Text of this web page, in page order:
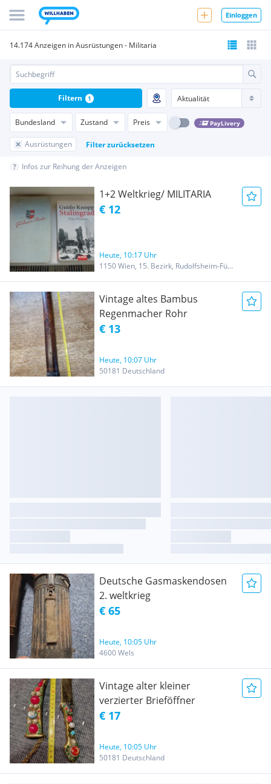
Einloggen
14.174 Anzeigen in Ausrüstungen - Militaria
Bundesland Zustand Preis PayLivery
Ausrüstungen Filter zurücksetzen
Filtern 1
Infos zur Reihung der Anzeigen
1+2 Weltkrieg/ MILITARIA
€ 12
Heute, 10:17 Uhr
1150 Wien, 15. Bezirk, Rudolfsheim-Fünfhaus
Vintage altes Bambus
Regenmacher Rohr
€ 13
Heute, 10:07 Uhr
50181 Deutschland
Deutsche Gasmaskendosen
2. weltkrieg
€ 65
Heute, 10:05 Uhr
4600 Wels
Vintage alter kleiner
verzierter Brieföffner
€ 17
Heute, 10:05 Uhr
50181 Deutschland